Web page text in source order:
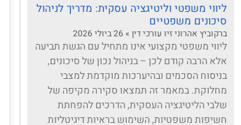
ליווי משפטי וליטיגציה עסקית: מדריך לניהול
סיכונים משפטיים
ברקוביץ אהרוני זיו עורכי דין
ליווי משפטי מקצועי אינו מתחיל עם הגשת תביעה
אלא הרבה קודם לכן – בניהול נכון של סיכונים,
בניסוח הסכמים ובהיערכות מוקדמת למצבי
מחלוקת. במאמר זה תמצאו סקירה מקיפה של
שלבי הליטיגציה העסקית, הדרכים להפחתת
חשיפות משפטיות, השימוש בראיות דיגיטליות